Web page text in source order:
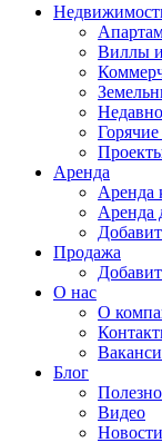
Виллы
Аренда
Аренда
Аренда
Продажа
О нас
О
Блог
Видео
Новости